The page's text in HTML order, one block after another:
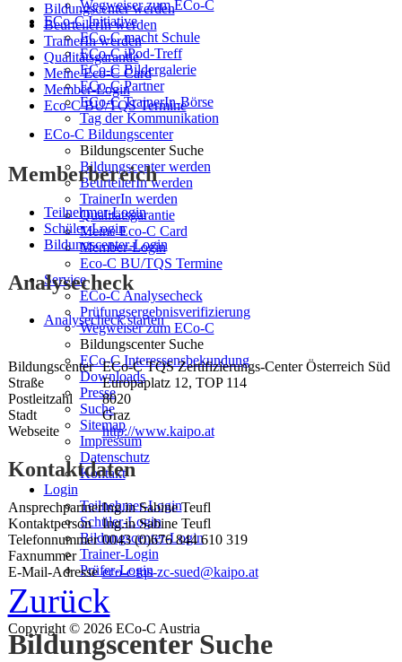
Wegweiser zum ECo-C
ECo-C Initiative
ECo-C macht Schule
ECo-C iPod-Treff
ECo-C Bildergalerie
ECo-C Partner
ECo-C TrainerIn-Börse
Tag der Kommunikation
ECo-C Bildungscenter
Bildungscenter Suche
Bildungscenter werden
BeurteilerIn werden
TrainerIn werden
Qualitätsgarantie
Meine Eco-C Card
Member-Login
Eco-C BU/TQS Termine
Service
ECo-C Analysecheck
Prüfungsergebnisverifizierung
Wegweiser zum ECo-C
Bildungscenter Suche
ECo-C Interessensbekundung
Downloads
Presse
Suche
Sitemap
Impressum
Datenschutz
Kontakt
Login
Teilnehmer-Login
Schüler-Login
Bildungscenter-Login
Trainer-Login
Prüfer-Login
Bildungscenter Suche
Bildungscenter werden
BeurteilerIn werden
TrainerIn werden
Qualitätsgarantie
Meine Eco-C Card
Member-Login
Eco-C BU/TQS Termine
Memberbereich
Teilnehmer-Login
Schüler-Login
Bildungscenter-Login
Analysecheck
Analysecheck starten
Bildungscenter ECo-C TQS Zertifizierungs-Center Österreich Süd
Straße
Europaplatz 12, TOP 114
Postleitzahl
8020
Stadt
Graz
Webseite
http://www.kaipo.at
Kontaktdaten
AnsprechpartnerIng.in Sabine Teufl
Kontaktperson
Ing.in Sabine Teufl
Telefonnummer 0043 (0)676 844 610 319
Faxnummer
E-Mail-Adresse eco-c.tqs-zc-sued@kaipo.at
Zurück
Copyright © 2026 ECo-C Austria